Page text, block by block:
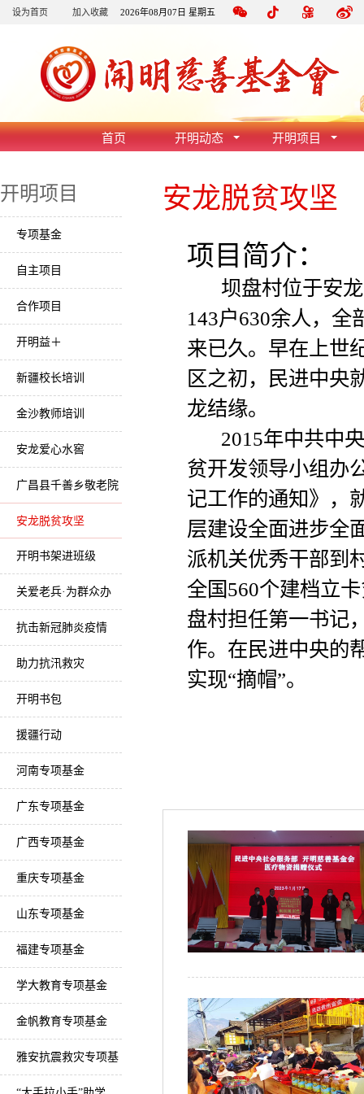
设为首页 加入收藏 2026年08月07日 星期五
首页 开明动态 开明项目
开明项目
专项基金
自主项目
合作项目
开明益＋
新疆校长培训
金沙教师培训
安龙爱心水窖
广昌县千善乡敬老院
安龙脱贫攻坚
开明书架进班级
关爱老兵·为群众办
实事
抗击新冠肺炎疫情
助力抗汛救灾
开明书包
援疆行动
河南专项基金
广东专项基金
广西专项基金
重庆专项基金
山东专项基金
福建专项基金
学大教育专项基金
金帆教育专项基金
雅安抗震救灾专项基
安龙脱贫攻坚
项目简介：
坝盘村位于安龙
143户630余人，
来已久。早在上世
区之初，民进中央
龙结缘。
2015年中共中央
贫开发领导小组办
记工作的通知》，
层建设全面进步全
派机关优秀干部到
全国560个建档立
盘村担任第一书记
作。在民进中央的
实现“摘帽”。